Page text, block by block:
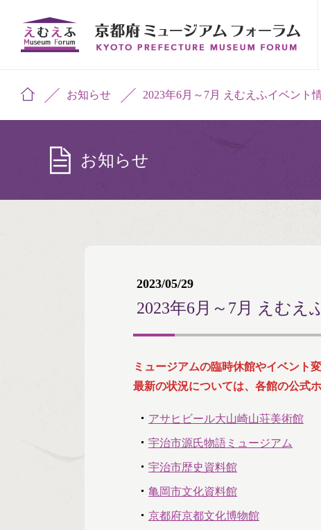
お知らせ 2023年6月～7月 えむえふイベント
お知らせ
2023/05/29
2023年6月～7月 えむえ
ミュージアムの臨時休館やイベント
最新の状況については、各館の公式
アサヒビール大山崎山荘美術館
宇治市源氏物語ミュージアム
宇治市歴史資料館
亀岡市文化資料館
京都府京都文化博物館